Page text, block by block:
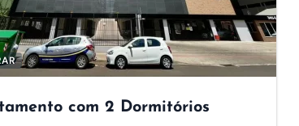
com 2 Dormitórios